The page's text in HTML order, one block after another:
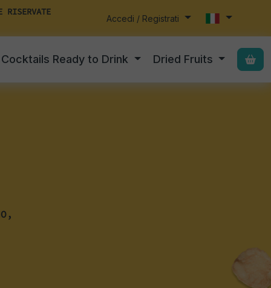
Accedi / Registrati
Cocktails Ready to Drink Dried Fruits